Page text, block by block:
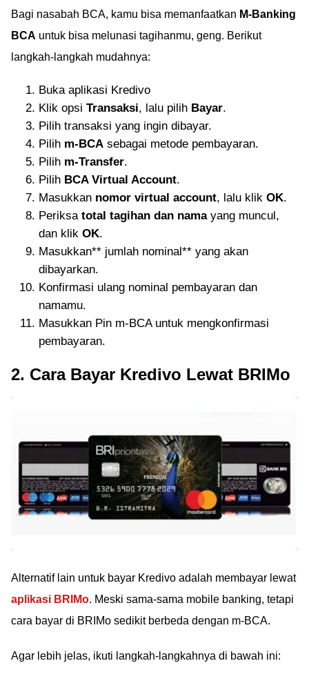
Bagi nasabah BCA, kamu bisa memanfaatkan M-Banking
BCA untuk bisa melunasi tagihanmu, geng. Berikut
langkah-langkah mudahnya:
Buka aplikasi Kredivo
Klik opsi Transaksi, lalu pilih Bayar.
Pilih transaksi yang ingin dibayar.
Pilih m-BCA sebagai metode pembayaran.
Pilih m-Transfer.
Pilih BCA Virtual Account.
Masukkan nomor virtual account, lalu klik OK.
Periksa total tagihan dan namayang muncul,
dan klik OK.
Masukkan** jumlah nominal** yang akan
dibayarkan.
Konfirmasi ulang nominal pembayaran dan
namamu.
Masukkan Pin m-BCA untuk mengkonfirmasi
pembayaran.
2. Cara Bayar Kredivo Lewat BRIMo
Alternatif lain untuk bayar Kredivo adalah membayar lewat
aplikasi BRIMo. Meski sama-sama mobile banking, tetapi
cara bayar di BRIMo sedikit berbeda dengan m-BCA.
Agar lebih jelas, ikuti langkah-langkahnya di bawah ini: